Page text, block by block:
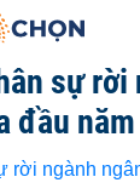
sự rời
đầu